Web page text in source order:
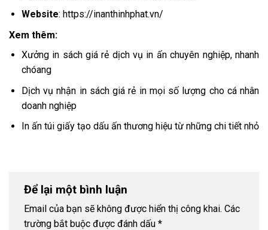
Website: https://inanthinhphat.vn/
Xem thêm:
Xưởng in sách giá rẻ dịch vụ in ấn chuyên nghiệp, nhanh
chóang
Dịch vụ nhận in sách giá rẻ in mọi số lượng cho cá nhân
doanh nghiệp
In ấn túi giấy tạo dấu ấn thương hiệu từ những chi tiết nhỏ
Để lại một bình luận
Email của bạn sẽ không được hiển thị công khai. Các
trường bắt buộc được đánh dấu *